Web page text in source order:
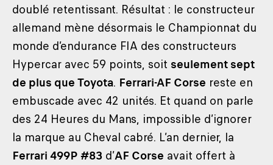
doublé retentissant. Résultat : le constructeur
allemand mène désormais le Championnat du
monde d’endurance FIA des constructeurs
Hypercar avec 59 points, soit seulement sept
de plus que Toyota. Ferrari-AF Corse reste en
embuscade avec 42 unités. Et quand on parle
des 24 Heures du Mans, impossible d’ignorer
la marque au Cheval cabré. L’an dernier, la
Ferrari 499P #83 d’AF Corse avait offert à